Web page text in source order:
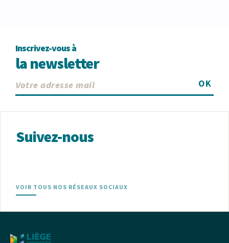
Inscrivez-vous à
la newsletter
OK
Suivez-nous
VOIR TOUS NOS RÉSEAUX SOCIAUX